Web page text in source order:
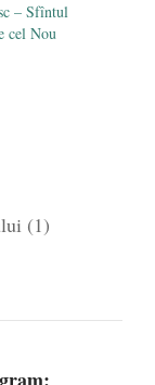
– Sfîntul
cel Nou
(1)